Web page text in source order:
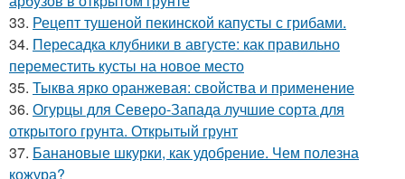
33. Рецепт тушеной пекинской капусты с грибами.
34. Пересадка клубники в августе: как правильно
переместить кусты на новое место
35. Тыква ярко оранжевая: свойства и применение
36. Огурцы для Северо-Запада лучшие сорта для
открытого грунта. Открытый грунт
37. Банановые шкурки, как удобрение. Чем полезна
кожура?